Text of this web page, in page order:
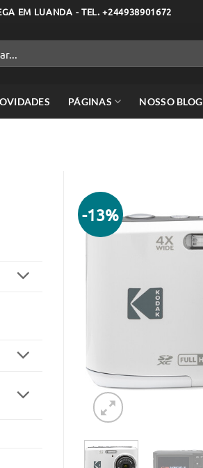
EM LUANDA - TEL. +244938901672
PÁGINAS NOSSO BLOG
-13%